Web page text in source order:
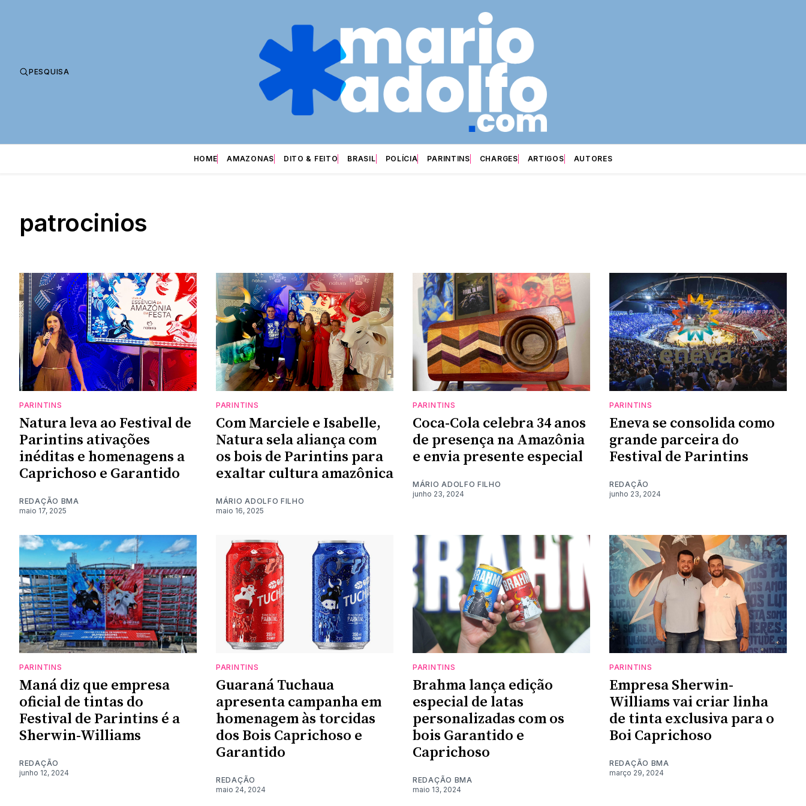
PESQUISA
HOME AMAZONAS DITO & FEITO BRASIL POLÍCIA PARINTINS CHARGES ARTIGOS AUTORES
patrocinios
PARINTINS
Natura leva ao Festival de
Parintins ativações
inéditas e homenagens a
Caprichoso e Garantido
REDAÇÃO BMA
maio 17, 2025
PARINTINS
Com Marciele e Isabelle,
Natura sela aliança com
os bois de Parintins para
exaltar cultura amazônica
MÁRIO ADOLFO FILHO
maio 16, 2025
PARINTINS
Coca-Cola celebra 34 anos
de presença na Amazônia
e envia presente especial
MÁRIO ADOLFO FILHO
junho 23, 2024
PARINTINS
Eneva se consolida como
grande parceira do
Festival de Parintins
REDAÇÃO
junho 23, 2024
PARINTINS
Maná diz que empresa
oficial de tintas do
Festival de Parintins é a
Sherwin-Williams
REDAÇÃO
junho 12, 2024
PARINTINS
Guaraná Tuchaua
apresenta campanha em
homenagem às torcidas
dos Bois Caprichoso e
Garantido
REDAÇÃO
maio 24, 2024
PARINTINS
Brahma lança edição
especial de latas
personalizadas com os
bois Garantido e
Caprichoso
REDAÇÃO BMA
maio 13, 2024
PARINTINS
Empresa Sherwin-
Williams vai criar linha
de tinta exclusiva para o
Boi Caprichoso
REDAÇÃO BMA
março 29, 2024